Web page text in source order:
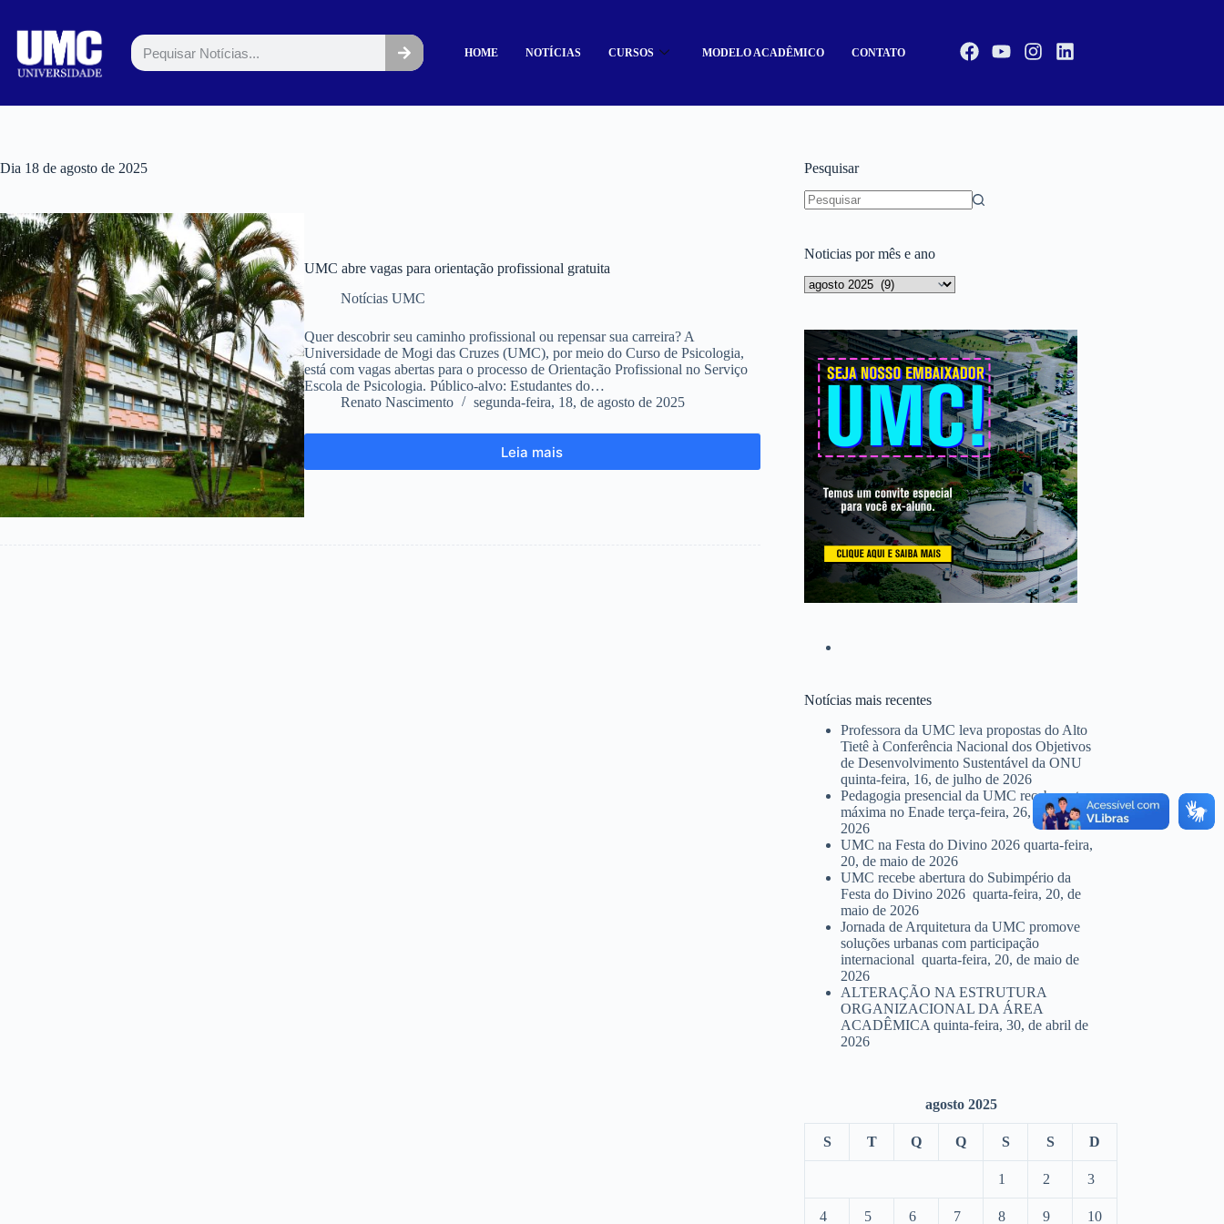
HOME NOTÍCIAS CURSOS MODELO ACADÊMICO CONTATO
Dia 18 de agosto de 2025
UMC abre vagas para orientação profissional gratuita
Notícias UMC
Quer descobrir seu caminho profissional ou repensar sua carreira? A
Universidade de Mogi das Cruzes (UMC), por meio do Curso de Psicologia,
está com vagas abertas para o processo de Orientação Profissional no Serviço
Escola de Psicologia. Público-alvo: Estudantes do…
Renato Nascimento
segunda-feira, 18, de agosto de 2025
Leia mais
Pesquisar
Noticias por mês e ano
Notícias mais recentes
Professora da UMC leva propostas do Alto
Tietê à Conferência Nacional dos Objetivos
de Desenvolvimento Sustentável da ONU
quinta-feira, 16, de julho de 2026
Pedagogia presencial da UMC recebe nota
máxima no Enade terça-feira, 26, de maio de
2026
UMC na Festa do Divino 2026 quarta-feira,
20, de maio de 2026
UMC recebe abertura do Subimpério da
Festa do Divino 2026 quarta-feira, 20, de
maio de 2026
Jornada de Arquitetura da UMC promove
soluções urbanas com participação
internacional quarta-feira, 20, de maio de
2026
ALTERAÇÃO NA ESTRUTURA
ORGANIZACIONAL DA ÁREA
ACADÊMICA quinta-feira, 30, de abril de
2026
agosto 2025
S T Q Q S S D
1 2 3
4 5 6 7 8 9 10